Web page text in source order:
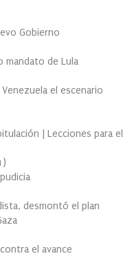
Gobierno
mandato de Lula
el escenario
| Lecciones para el
)
desmontó el plan
el avance